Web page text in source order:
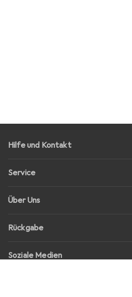
Hilfe und Kontakt
Service
Über Uns
Rückgabe
Soziale Medien